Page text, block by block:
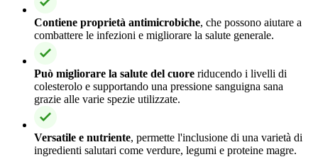
Contiene proprietà antimicrobiche, che possono aiutare a
combattere le infezioni e migliorare la salute generale.
Può migliorare la salute del cuore riducendo i livelli di
colesterolo e supportando una pressione sanguigna sana
grazie alle varie spezie utilizzate.
Versatile e nutriente, permette l'inclusione di una varietà di
ingredienti salutari come verdure, legumi e proteine magre.